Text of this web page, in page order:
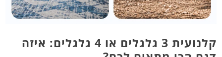
קלנועית 3 גלגלים או 4 גלגלים: איזה